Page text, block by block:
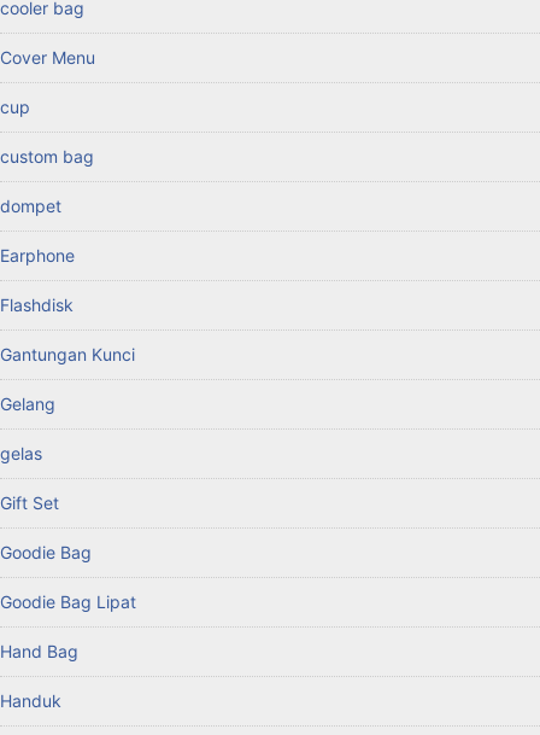
cooler bag
Cover Menu
cup
custom bag
dompet
Earphone
Flashdisk
Gantungan Kunci
Gelang
gelas
Gift Set
Goodie Bag
Goodie Bag Lipat
Hand Bag
Handuk